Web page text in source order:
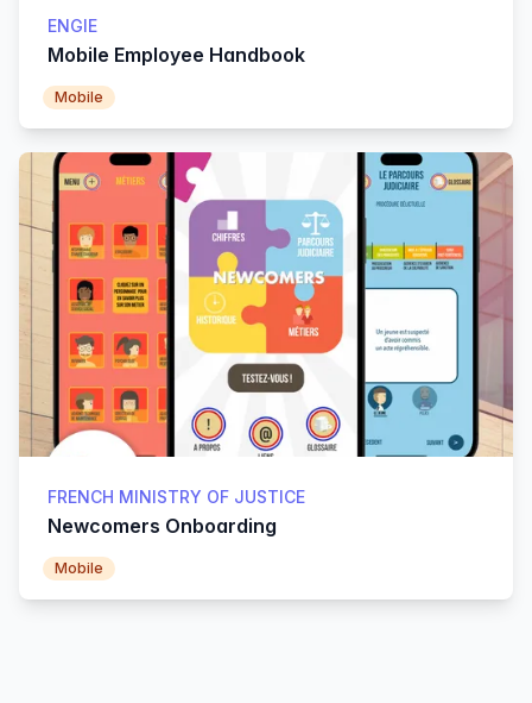
ENGIE
Mobile Employee Handbook
Mobile
FRENCH MINISTRY OF JUSTICE
Newcomers Onboarding
Mobile